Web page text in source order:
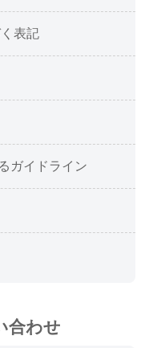
表記
ガイドライン
合わせ